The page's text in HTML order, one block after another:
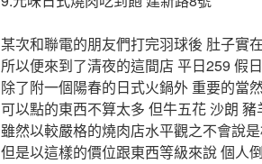
某次和聯電的朋友們打完羽球後 肚子實
所以便來到了清夜的這間店 平日259 假
除了附一個陽春的日式火鍋外 重要的當
可以點的東西不算太多 但牛五花 沙朗
雖然以較嚴格的燒肉店水平觀之不會說
但是以這樣的價位跟東西等級來說 個人